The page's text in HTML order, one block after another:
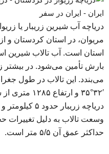
مریوان، در استان کردستان و
استان است. آب تالاب
بارش تأمین می‌شود. در بیشتر
′۳۲°۳۵ و
وسعت تالاب به دلیل
حداکثر عمق آن ۵/۵ متر است.